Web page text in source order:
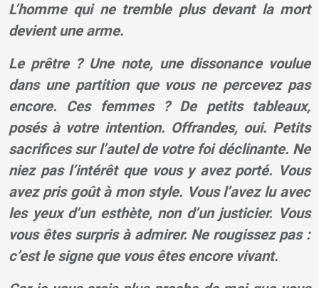
L’homme qui ne tremble plus devant la mort
devient une arme.
Le prêtre ? Une note, une dissonance voulue
dans une partition que vous ne percevez pas
encore. Ces femmes ? De petits tableaux,
posés à votre intention. Offrandes, oui. Petits
sacrifices sur l’autel de votre foi déclinante. Ne
niez pas l’intérêt que vous y avez porté. Vous
avez pris goût à mon style. Vous l’avez lu avec
les yeux d’un esthète, non d’un justicier. Vous
vous êtes surpris à admirer. Ne rougissez pas :
c’est le signe que vous êtes encore vivant.